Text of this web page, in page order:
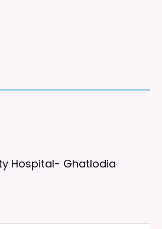
Hospital- Ghatlodia